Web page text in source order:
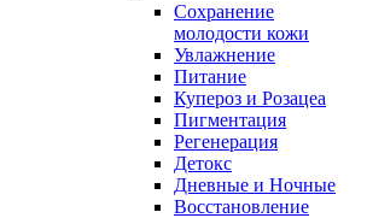
Сохранение
молодости кожи
Увлажнение
Питание
Купероз и Розацеа
Пигментация
Регенерация
Детокс
Дневные и Ночные
Восстановление